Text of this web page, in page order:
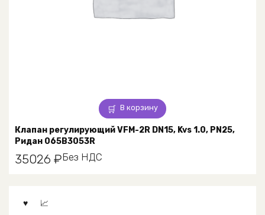
В корзину
Клапан регулирующий VFM-2R DN15, Kvs 1.0, PN25,
Ридан 065B3053R
35026 ₽Без НДС